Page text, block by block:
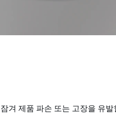
제품 파손 또는 고장을 유